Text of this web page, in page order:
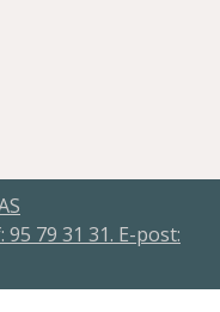
79 31 31. E-post: